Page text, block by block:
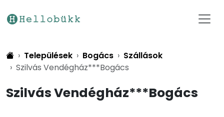
Települések Bogács
Szállások
Szilvás Vendégház***Bogács
Szilvás Vendégház***Bogács